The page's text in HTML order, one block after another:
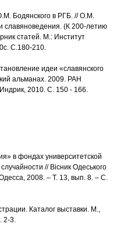
Бодянского в РГБ. // О.М.
славяноведения. (К 200-летию
статей. М.: Институт
С.180-210.
идеи «славянского
альманах. 2009. РАН
2010. С. 150 - 166.
в фондах университетской
// Вiсник Одеського
2008. – Т. 13, вып. 8. – С.
Каталог выставки. М.,
2-3.